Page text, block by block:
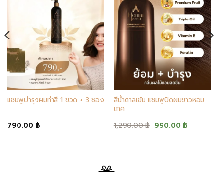
แชมพูบำรุงผมทำสี 1 ขวด + 3 ซอง
790.00 ฿
สีน้ำตาลเข้ม แชมพูปิดผมขาวหอม
เกศ
1,290.00฿ Original
price
990.00 ฿Current